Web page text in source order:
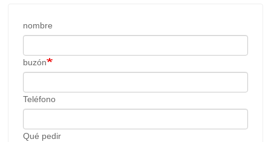
nombre
buzón
Teléfono
Qué pedir